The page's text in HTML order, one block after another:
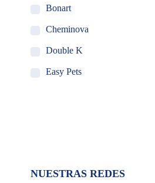
Bonart
Cheminova
Double K
Easy Pets
Piramal
NUESTRAS REDES